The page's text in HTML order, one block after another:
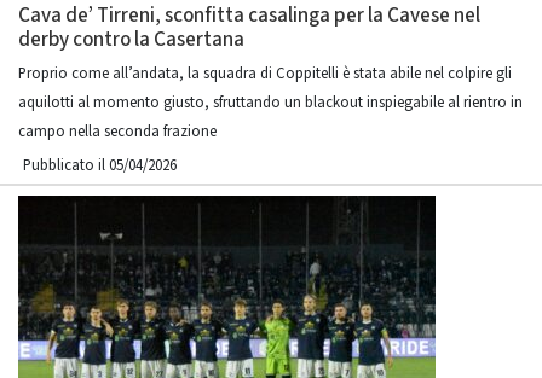
Cava de’ Tirreni, sconfitta casalinga per la Cavese nel
derby contro la Casertana
Proprio come all’andata, la squadra di Coppitelli è stata abile nel colpire gli
aquilotti al momento giusto, sfruttando un blackout inspiegabile al rientro in
campo nella seconda frazione
Pubblicato il 05/04/2026